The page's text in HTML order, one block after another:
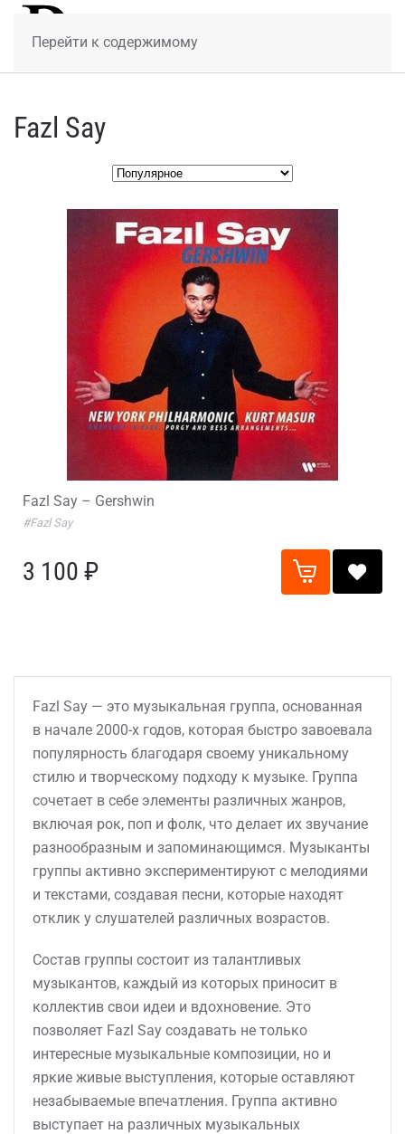
Перейти к содержимому
Fazl Say
Fazl Say – Gershwin
#Fazl Say
3 100 ₽
Fazl Say — это музыкальная группа, основанная
в начале 2000-х годов, которая быстро завоевала
популярность благодаря своему уникальному
стилю и творческому подходу к музыке. Группа
сочетает в себе элементы различных жанров,
включая рок, поп и фолк, что делает их звучание
разнообразным и запоминающимся. Музыканты
группы активно экспериментируют с мелодиями
и текстами, создавая песни, которые находят
отклик у слушателей различных возрастов.
Состав группы состоит из талантливых
музыкантов, каждый из которых приносит в
коллектив свои идеи и вдохновение. Это
позволяет Fazl Say создавать не только
интересные музыкальные композиции, но и
яркие живые выступления, которые оставляют
незабываемые впечатления. Группа активно
выступает на различных музыкальных